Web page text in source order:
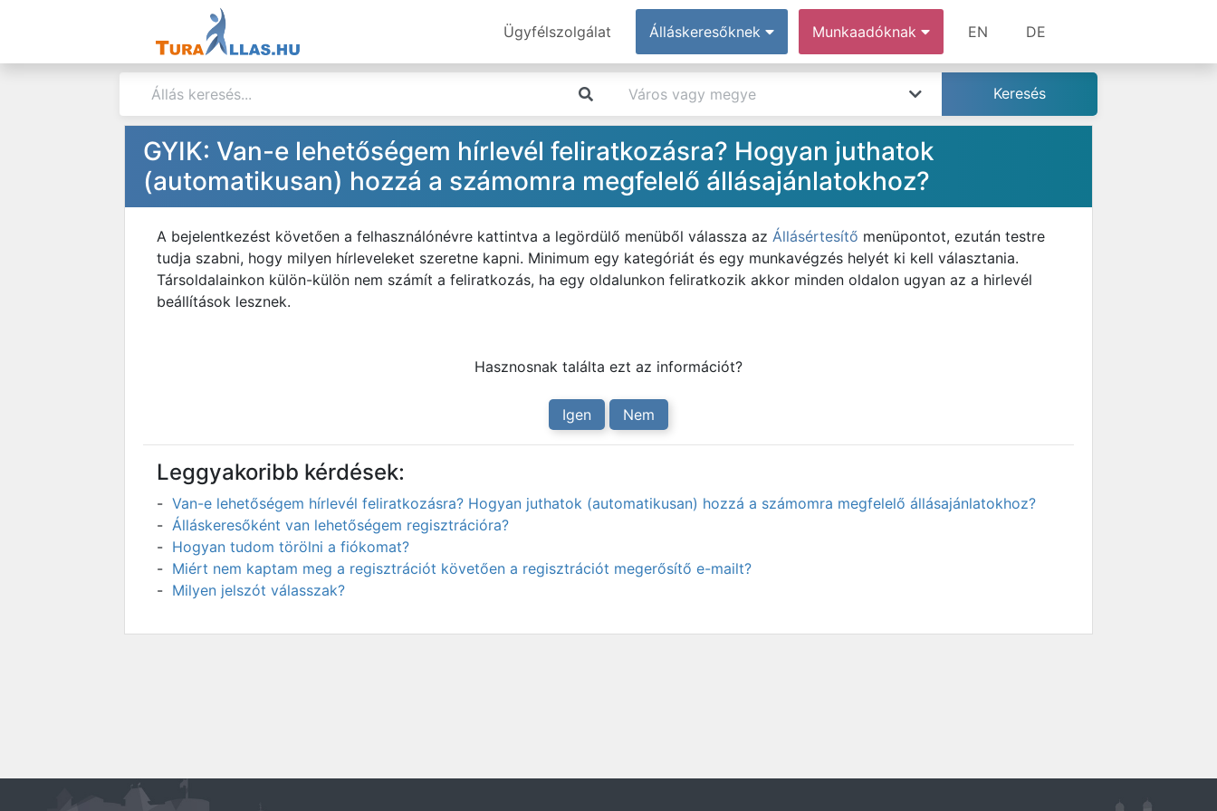
Ügyfélszolgálat Álláskeresőknek Munkaadóknak EN DE
GYIK: Van-e lehetőségem hírlevél feliratkozásra? Hogyan juthatok
(automatikusan) hozzá a számomra megfelelő állásajánlatokhoz?
A bejelentkezést követően a felhasználónévre kattintva a legördülő menüből válassza az Állásértesítő menüpontot, ezután testre
tudja szabni, hogy milyen hírleveleket szeretne kapni. Minimum egy kategóriát és egy munkavégzés helyét ki kell választania.
Társoldalainkon külön-külön nem számít a feliratkozás, ha egy oldalunkon feliratkozik akkor minden oldalon ugyan az a hirlevél
beállítások lesznek.
Hasznosnak találta ezt az információt?
Igen Nem
Leggyakoribb kérdések:
Van-e lehetőségem hírlevél feliratkozásra? Hogyan juthatok (automatikusan) hozzá a számomra megfelelő állásajánlatokhoz?
Álláskeresőként van lehetőségem regisztrációra?
Hogyan tudom törölni a fiókomat?
Miért nem kaptam meg a regisztrációt követően a regisztrációt megerősítő e-mailt?
Milyen jelszót válasszak?